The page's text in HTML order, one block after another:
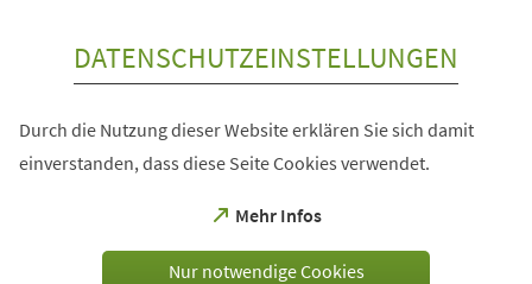
DATENSCHUTZEINSTELLUNGEN
Durch die Nutzung dieser Website erklären Sie sich damit
einverstanden, dass diese Seite Cookies verwendet.
Mehr Infos
(Öffnet
einem
Nur notwendige Cookies